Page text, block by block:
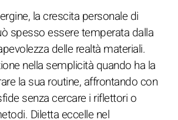
la crescita personale di
spesso essere temperata dalla
delle realtà materiali.
nella semplicità quando ha la
la sua routine, affrontando con
senza cercare i riflettori o
Diletta eccelle nel